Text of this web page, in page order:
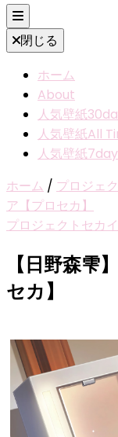
閉じる
ホーム
About
人気壁紙
人気壁紙All
人気壁紙
ホーム / プロジェ
ア【プロセカ】
プロジェクトセカイ
【日野森雫
セカ】